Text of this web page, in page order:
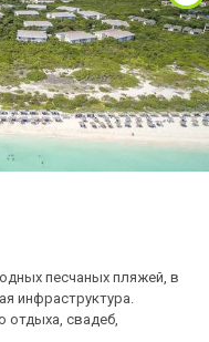
песчаных пляжей, в
инфраструктура.
отдыха, свадеб,